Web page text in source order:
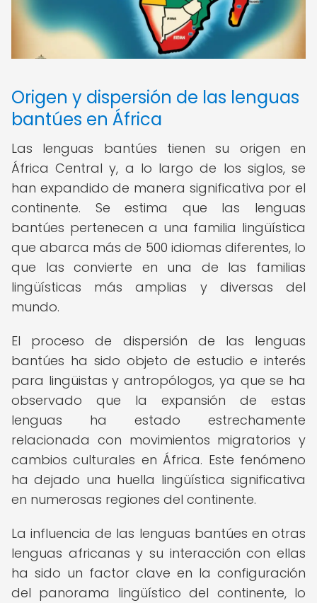
Origen y dispersión de las lenguas
bantúes en África
Las lenguas bantúes tienen su origen en
África Central y, a lo largo de los siglos, se
han expandido de manera significativa por el
continente. Se estima que las lenguas
bantúes pertenecen a una familia lingüística
que abarca más de 500 idiomas diferentes, lo
que las convierte en una de las familias
lingüísticas más amplias y diversas del
mundo.
El proceso de dispersión de las lenguas
bantúes ha sido objeto de estudio e interés
para lingüistas y antropólogos, ya que se ha
observado que la expansión de estas
lenguas ha estado estrechamente
relacionada con movimientos migratorios y
cambios culturales en África. Este fenómeno
ha dejado una huella lingüística significativa
en numerosas regiones del continente.
La influencia de las lenguas bantúes en otras
lenguas africanas y su interacción con ellas
ha sido un factor clave en la configuración
del panorama lingüístico del continente, lo